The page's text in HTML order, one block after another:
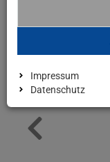
Impressum
Datenschutz